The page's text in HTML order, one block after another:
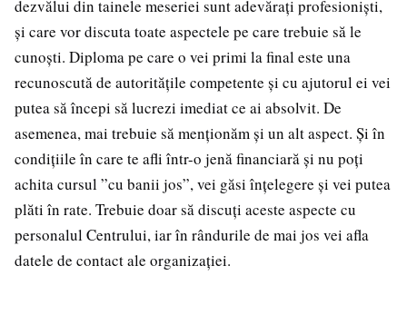
dezvălui din tainele meseriei sunt adevărați profesioniști,
și care vor discuta toate aspectele pe care trebuie să le
cunoști. Diploma pe care o vei primi la final este una
recunoscută de autoritățile competente și cu ajutorul ei vei
putea să începi să lucrezi imediat ce ai absolvit. De
asemenea, mai trebuie să menționăm și un alt aspect. Și în
condițiile în care te afli într-o jenă financiară și nu poți
achita cursul ”cu banii jos”, vei găsi înțelegere și vei putea
plăti în rate. Trebuie doar să discuți aceste aspecte cu
personalul Centrului, iar în rândurile de mai jos vei afla
datele de contact ale organizației.